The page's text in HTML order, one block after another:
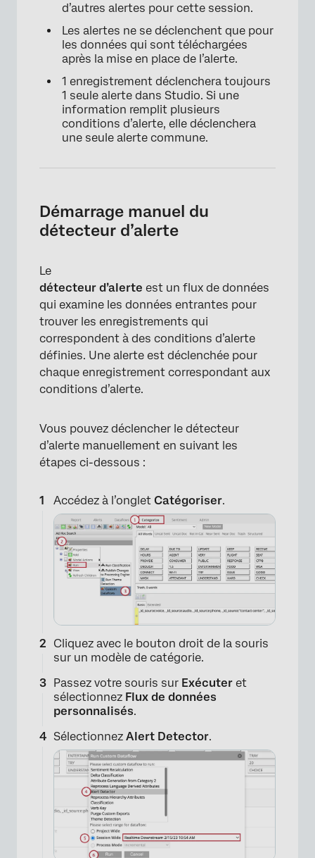
d’autres alertes pour cette session.
Les alertes ne se déclenchent que pour
les données qui sont téléchargées
après la mise en place de l’alerte.
1 enregistrement déclenchera toujours
1 seule alerte dans Studio. Si une
information remplit plusieurs
conditions d’alerte, elle déclenchera
une seule alerte commune.
Démarrage manuel du
détecteur d’alerte
Le
détecteur d’alerte est un flux de données
qui examine les données entrantes pour
trouver les enregistrements qui
correspondent à des conditions d’alerte
définies. Une alerte est déclenchée pour
chaque enregistrement correspondant aux
conditions d’alerte.
Vous pouvez déclencher le détecteur
d’alerte manuellement en suivant les
étapes ci-dessous :
Accédez à l’onglet Catégoriser.
Cliquez avec le bouton droit de la souris
sur un modèle de catégorie.
Passez votre souris sur Exécuter et
sélectionnez Flux de données
personnalisés.
Sélectionnez Alert Detector.